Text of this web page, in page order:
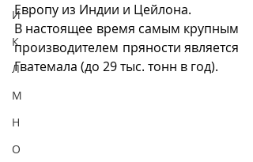
И
К
Л
М
Н
О
Европу из Индии и Цейлона.
В настоящее время самым крупным
производителем пряности является
Гватемала (до 29 тыс. тонн в год).